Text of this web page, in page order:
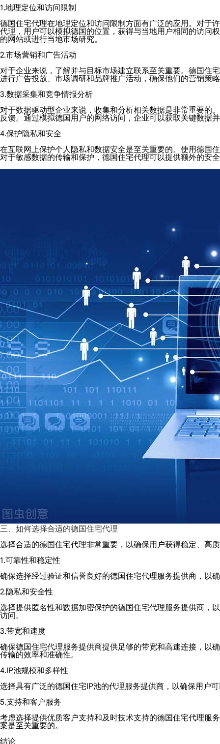
1.地理定位和访问限制
德国住宅代理在地理定位和访问限制方面有广泛的应用。对于
代理，用户可以模拟德国的位置，获得与当地用户相同的访问
的网站或进行当地市场研究。
2.市场营销和广告活动
对于企业来说，了解并与目标市场建立联系至关重要。德国住
进行广告投放、市场调研和品牌推广活动，确保他们的营销策
3.数据采集和竞争情报分析
对于数据驱动型企业来说，收集和分析相关数据是非常重要的
反馈。通过模拟德国用户的网络访问，企业可以获取关键数据
4.保护隐私和安全
在互联网上保护个人隐私和数据安全是至关重要的。使用德国
对于敏感数据的传输和保护，德国住宅代理可以提供额外的安
三、如何选择合适的德国住宅代理
选择合适的德国住宅代理非常重要，以确保用户获得稳定、高
1.可靠性和稳定性
确保选择经过验证和信誉良好的德国住宅代理服务提供商，以
2.隐私和安全性
选择提供匿名性和数据加密保护的德国住宅代理服务提供商，
访问。
3.带宽和速度
确保德国住宅代理服务提供商提供足够的带宽和高速连接，以
传输的效率和准确性。
4.IP池规模和多样性
选择具有广泛的德国住宅IP池的代理服务提供商，以确保用户
5.支持和客户服务
考虑选择提供优质客户支持和及时技术支持的德国住宅代理服
案是至关重要的。
结论